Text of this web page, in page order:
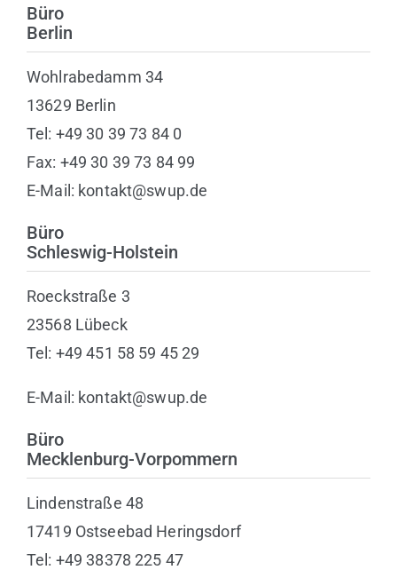
Büro
Berlin
Wohlrabedamm 34
13629 Berlin
Tel: +49 30 39 73 84 0
Fax: +49 30 39 73 84 99
E-Mail: kontakt@swup.de
Büro
Schleswig-Holstein
Roeckstraße 3
23568 Lübeck
Tel: +49 451 58 59 45 29
E-Mail: kontakt@swup.de
Büro
Mecklenburg-Vorpommern
Lindenstraße 48
17419 Ostseebad Heringsdorf
Tel: +49 38378 225 47